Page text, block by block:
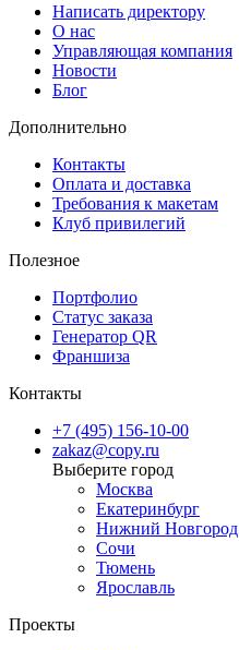
Написать директору
О нас
Управляющая компания
Новости
Блог
Дополнительно
Контакты
Оплата и доставка
Требования к макетам
Клуб привилегий
Полезное
Портфолио
Статус заказа
Генератор QR
Франшиза
Контакты
+7 (495) 156-10-00
zakaz@copy.ru
Москва
Екатеринбург
Нижний Новгород
Сочи
Тюмень
Ярославль
Проекты